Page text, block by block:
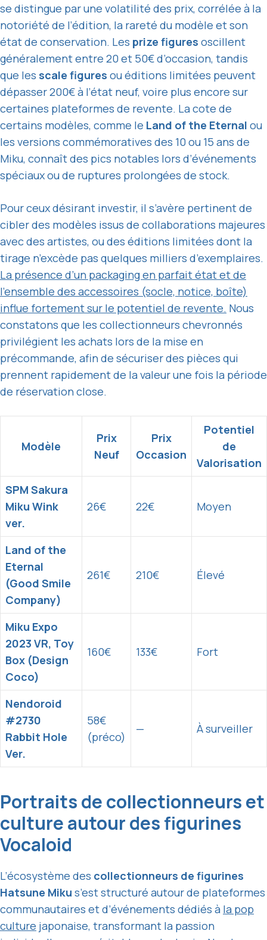
se distingue par une volatilité des prix, corrélée à la
notoriété de l’édition, la rareté du modèle et son
état de conservation. Les prize figures oscillent
généralement entre 20 et 50€ d’occasion, tandis
que les scale figures ou éditions limitées peuvent
dépasser 200€ à l’état neuf, voire plus encore sur
certaines plateformes de revente. La cote de
certains modèles, comme le Land of the Eternal ou
les versions commémoratives des 10 ou 15 ans de
Miku, connaît des pics notables lors d’événements
spéciaux ou de ruptures prolongées de stock.
Pour ceux désirant investir, il s’avère pertinent de
cibler des modèles issus de collaborations majeures
avec des artistes, ou des éditions limitées dont la
tirage n’excède pas quelques milliers d’exemplaires.
La présence d’un packaging en parfait état et de
l’ensemble des accessoires (socle, notice, boîte)
influe fortement sur le potentiel de revente. Nous
constatons que les collectionneurs chevronnés
privilégient les achats lors de la mise en
précommande, afin de sécuriser des pièces qui
prennent rapidement de la valeur une fois la période
de réservation close.
Modèle
Prix
Neuf
Prix
Occasion
Potentiel
de
Valorisation
SPM Sakura
Miku Wink
ver.
26€ 22€ Moyen
Land of the
Eternal
(Good Smile
Company)
261€ 210€ Élevé
Miku Expo
2023 VR, Toy
Box (Design
Coco)
160€ 133€ Fort
Nendoroid
#2730
Rabbit Hole
Ver.
58€
(préco)
— À surveiller
Portraits de collectionneurs et
culture autour des figurines
Vocaloid
L’écosystème des collectionneurs de figurines
Hatsune Miku s’est structuré autour de plateformes
communautaires et d’événements dédiés à la pop
culture japonaise, transformant la passion